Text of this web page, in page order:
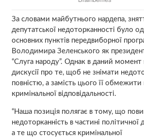
За словами майбутнього нардепа,
депутатської недоторканності було
основних пунктів передвиборної
Володимира Зеленського як
“Слуга народу”. Однак в даний момент
дискусії про те, щоб не знімати
повністю, а замість цього її обмежити
кримінальної відповідальності.
“Наша позиція полягає в тому, що
недоторканність в частині політичної
а те що стосується кримінальної